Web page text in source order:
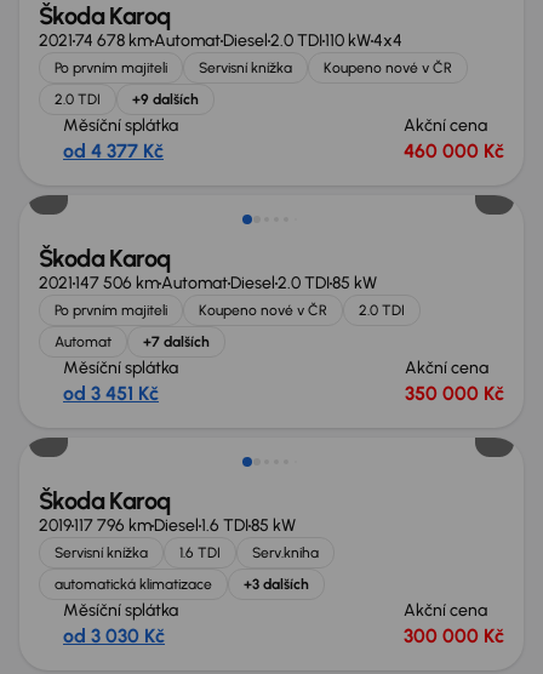
Škoda Karoq
202174 678 kmAutomatDiesel2.0 TDI110 kW4x4
Po prvním majiteli Servisní knížka
Koupeno nové v ČR
2.0 TDI
+9 dalších
Měsíční splátka
od 4 377 Kč
Akční cena
460 000 Kč
Zlevněno o 20 000 Kč
Škoda Karoq
2021147 506 kmAutomatDiesel2.0 TDI85 kW
Po prvním majiteli Koupeno nové v ČR
2.0 TDI
Automat
+7 dalších
Měsíční splátka
od 3 451 Kč
Akční cena
350 000 Kč
Zlevněno o 10 000 Kč
Škoda Karoq
2019117 796 kmDiesel1.6 TDI85 kW
Servisní knížka 1.6 TDI
Serv.kniha
automatická klimatizace
+3 dalších
Měsíční splátka
od 3 030 Kč
Akční cena
300 000 Kč